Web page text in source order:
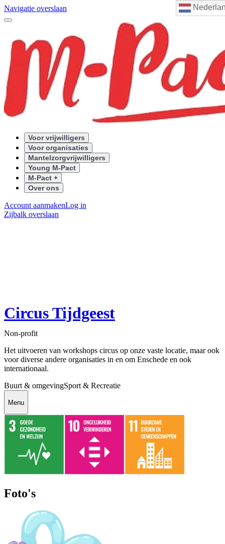
Navigatie overslaan
Voor vrijwilligers
Voor organisaties
Mantelzorgvrijwilligers
Young M-Pact
M-Pact +
Over ons
Account aanmakenLog in
Zijbalk overslaan
Circus Tijdgeest
Non-profit
Het uitvoeren van workshops circus op onze vaste locatie, maar ook
voor diverse andere organisaties in en om Enschede en ook
internationaal.
Buurt & omgevingSport & Recreatie
Menu
Foto's